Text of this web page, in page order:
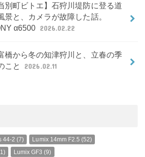
別町ビトエ】石狩川堤防に登る道
景と、カメラが故障した話。
α6500 2026.02.22
橋から冬の知津狩川と、立春の季
こと
2026.02.11
44-2 (7) Lumix 14mm F2.5 (52)
Lumix GF3 (9)